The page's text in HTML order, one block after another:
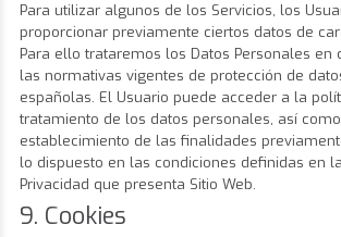
Para utilizar algunos de los Servicios, los
proporcionar previamente ciertos datos de
Para ello trataremos los Datos Personales en
las normativas vigentes de protección de
españolas. El Usuario puede acceder a la
tratamiento de los datos personales, así
establecimiento de las finalidades
lo dispuesto en las condiciones definidas en
Privacidad que presenta Sitio Web.
9. Cookies